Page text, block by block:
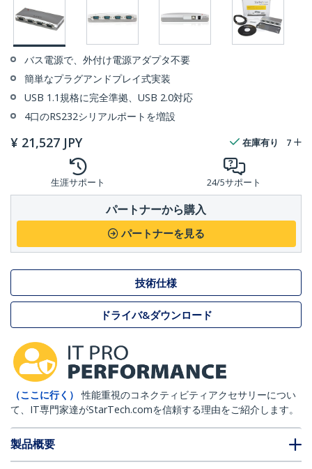
バス電源で、外付け電源アダプタ不要
簡単なプラグアンドプレイ式実装
USB 1.1規格に完全準拠、USB 2.0対応
4口のRS232シリアルポートを増設
¥ 21,527 JPY 在庫有り 7
生涯サポート 24/5サポート
パートナーから購入
パートナーを見る
技術仕様
ドライバ&ダウンロード
（ここに行く）
性能重視のコネクティビティアクセサリーについ
て、IT専門家達がStarTech.comを信頼する理由をご紹介します。
製品概要